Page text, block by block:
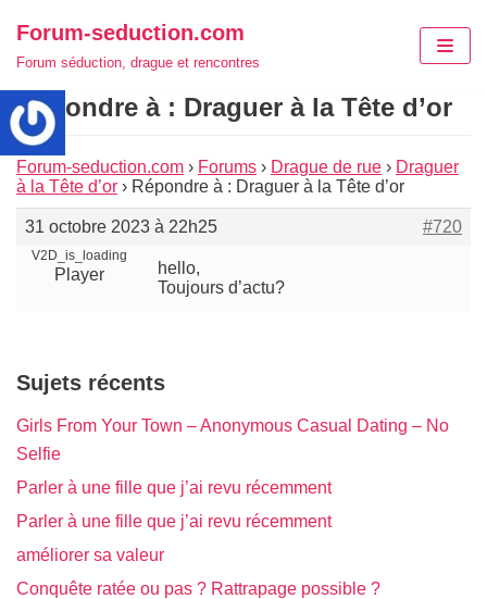
Aller
au
Forum-seduction.com
Forum séduction, drague et rencontres
Répondre à : Draguer à la Tête d’or
Forum-seduction.com › Forums › Drague de rue › Draguer
à la Tête d’or › Répondre à : Draguer à la Tête d’or
31 octobre 2023 à 22h25 #720
V2D_is_loading
Player
hello,
Toujours d’actu?
Sujets récents
Girls From Your Town – Anonymous Casual Dating – No
Selfie
Parler à une fille que j’ai revu récemment
Parler à une fille que j’ai revu récemment
améliorer sa valeur
Conquête ratée ou pas ? Rattrapage possible ?